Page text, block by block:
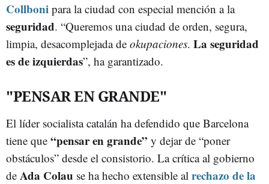
Collboni para la ciudad con especial mención a la
seguridad. “Queremos una ciudad de orden, segura,
limpia, desacomplejada de okupaciones. La seguridad
es de izquierdas”, ha garantizado.
"PENSAR EN GRANDE"
El líder socialista catalán ha defendido que Barcelona
tiene que “pensar en grande” y dejar de “poner
obstáculos” desde el consistorio. La crítica al gobierno
de Ada Colau se ha hecho extensible al rechazo de la